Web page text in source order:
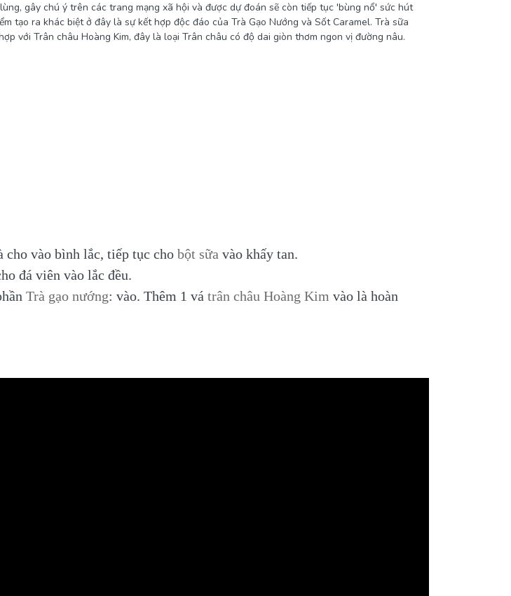
gây chú ý trên các trang mạng xã hội và được dự đoán sẽ còn tiếp tục 'bùng nổ' sức hút
tạo ra khác biệt ở đây là sự kết hợp độc đáo của Trà Gạo Nướng và Sốt Caramel. Trà sữa
với Trân châu Hoàng Kim, đây là loại Trân châu có độ dai giòn thơm ngon vị đường nâu.
vào bình lắc, tiếp tục cho bột sữa vào khấy tan.
đá viên vào lắc đều.
Trà gạo nướng: vào. Thêm 1 vá trân châu Hoàng Kim vào là hoàn